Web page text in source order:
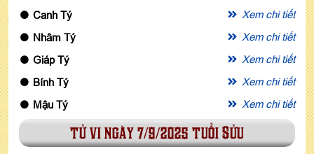
Canh Tý
Xem chi tiết
Nhâm Tý
Xem chi tiết
Giáp Tý
Xem chi tiết
Bính Tý
Xem chi tiết
Mậu Tý
Xem chi tiết
tử vi ngày 7/9/2025 tuổi Sửu